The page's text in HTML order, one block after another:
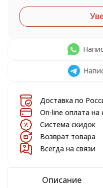
Доставка по
On-line оплата на
Система скидок
Возврат товара
Всегда на связи
Описание